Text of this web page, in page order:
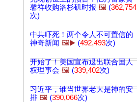
馨祥收购洛杉矶时报 🖼️ (362,754
次)
中共吓死！两个令人不可置信的
神奇新闻 🖼️▶️ (492,493次)
开始了！美国宣布退出联合国人
权理事会 🖼️ (339,402次)
习近平，谁当世界老大是神的安
排 🖼️ (390,066次)